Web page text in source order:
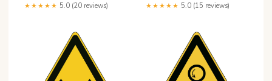
★★★★★ 5.0 (20 reviews) ★★★★★ 5.0 (15 reviews)